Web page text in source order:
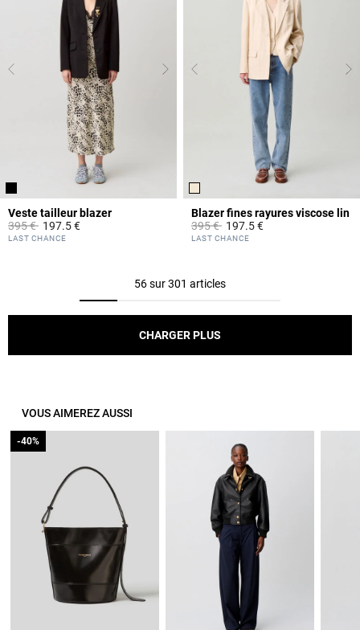
Veste tailleur blazer
Prix réduit à partir de
395 €à197.5 €
5 out of 5 Customer Rating
LAST CHANCE
Blazer fines rayures viscose lin
Prix réduit à partir de
395 €à197.5 €
5 out of 5 Customer Rating
LAST CHANCE
56 sur 301 articles
CHARGER PLUS
VOUS AIMEREZ AUSSI
-40%
-40%